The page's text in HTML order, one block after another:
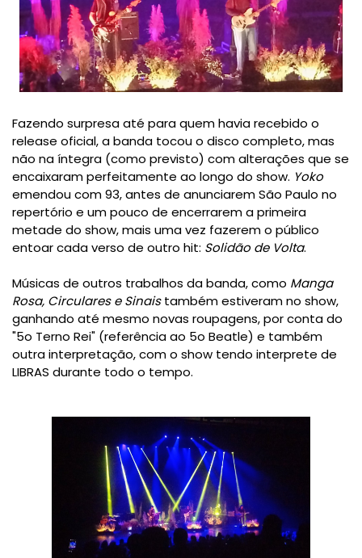
Fazendo surpresa até para quem havia recebido o
release oficial, a banda tocou o disco completo, mas
não na íntegra (como previsto) com alterações que se
encaixaram perfeitamente ao longo do show. Yoko
emendou com 93, antes de anunciarem São Paulo no
repertório e um pouco de encerrarem a primeira
metade do show, mais uma vez fazerem o público
entoar cada verso de outro hit: Solidão de Volta.
Músicas de outros trabalhos da banda, como Manga
Rosa, Circulares e Sinaistambém estiveram no show,
ganhando até mesmo novas roupagens, por conta do
"5o Terno Rei" (referência ao 5o Beatle) e também
outra interpretação, com o show tendo interprete de
LIBRAS durante todo o tempo.